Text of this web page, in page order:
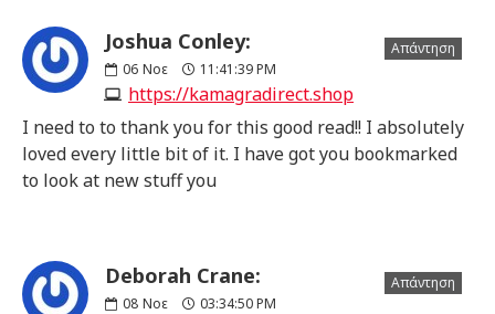
Joshua Conley:
06 Νοε 11:41:39 PM
https://kamagradirect.shop
Απάντηση
I need to to thank you for this good read!! I absolutely
loved every little bit of it. I have got you bookmarked
to look at new stuff you
Deborah Crane:
08 Νοε 03:34:50 PM
Απάντηση